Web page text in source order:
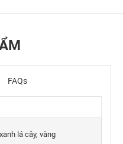
FAQs
lá cây, vàng